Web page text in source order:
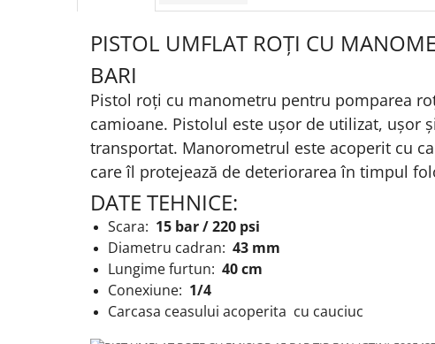
Scule Pneumatice
Suport motocicleta
Utilaje constructie
PISTOL UMFLAT ROȚI CU
BARI
Pistol roți cu manometru pentru pomparea
camioane. Pistolul este ușor de utilizat, ușor
transportat. Manorometrul este acoperit cu
care îl protejează de deteriorarea în timpul
DATE TEHNICE:
Scara: 15 bar / 220 psi
Diametru cadran: 43 mm
Lungime furtun: 40 cm
Conexiune: 1/4
Carcasa ceasului acoperita cu cauciuc